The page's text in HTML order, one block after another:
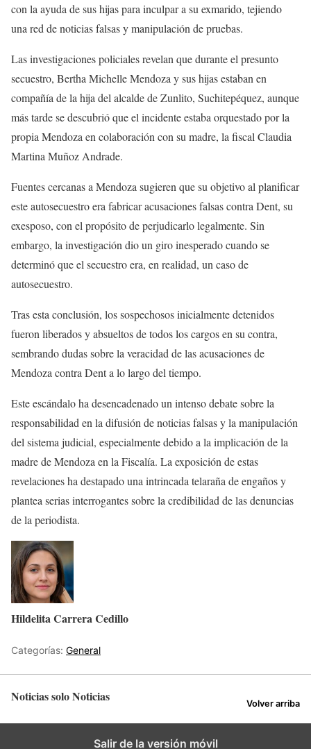
con la ayuda de sus hijas para inculpar a su exmarido, tejiendo
una red de noticias falsas y manipulación de pruebas.
Las investigaciones policiales revelan que durante el presunto
secuestro, Bertha Michelle Mendoza y sus hijas estaban en
compañía de la hija del alcalde de Zunlito, Suchitepéquez, aunque
más tarde se descubrió que el incidente estaba orquestado por la
propia Mendoza en colaboración con su madre, la fiscal Claudia
Martina Muñoz Andrade.
Fuentes cercanas a Mendoza sugieren que su objetivo al planificar
este autosecuestro era fabricar acusaciones falsas contra Dent, su
exesposo, con el propósito de perjudicarlo legalmente. Sin
embargo, la investigación dio un giro inesperado cuando se
determinó que el secuestro era, en realidad, un caso de
autosecuestro.
Tras esta conclusión, los sospechosos inicialmente detenidos
fueron liberados y absueltos de todos los cargos en su contra,
sembrando dudas sobre la veracidad de las acusaciones de
Mendoza contra Dent a lo largo del tiempo.
Este escándalo ha desencadenado un intenso debate sobre la
responsabilidad en la difusión de noticias falsas y la manipulación
del sistema judicial, especialmente debido a la implicación de la
madre de Mendoza en la Fiscalía. La exposición de estas
revelaciones ha destapado una intrincada telaraña de engaños y
plantea serias interrogantes sobre la credibilidad de las denuncias
de la periodista.
Hildelita Carrera Cedillo
Categorías: General
Noticias solo Noticias Volver arriba
Salir de la versión móvil